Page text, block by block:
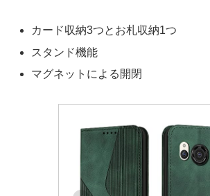
カード収納3つとお札収納1つ
スタンド機能
マグネットによる開閉